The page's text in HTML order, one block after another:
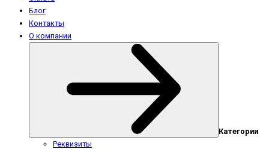
Блог
Контакты
О компании
Категории
Реквизиты